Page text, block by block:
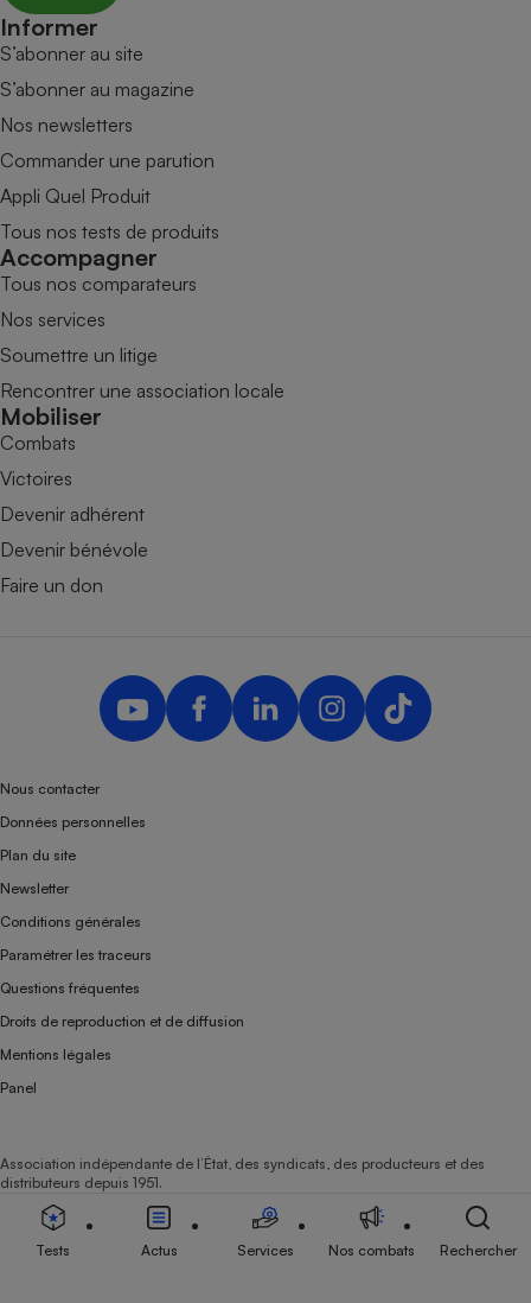
Informer
S’abonner au site
S’abonner au magazine
Nos newsletters
Commander une parution
Appli Quel Produit
Tous nos tests de produits
Accompagner
Tous nos comparateurs
Nos services
Soumettre un litige
Rencontrer une association locale
Mobiliser
Combats
Victoires
Devenir adhérent
Devenir bénévole
Faire un don
Nous contacter
Données personnelles
Plan du site
Newsletter
Conditions générales
Paramétrer les traceurs
Questions fréquentes
Droits de reproduction et de diffusion
Mentions légales
Panel
Association indépendante de l’État, des syndicats, des producteurs et des
distributeurs depuis 1951.
Tests Actus Services Nos combats Rechercher